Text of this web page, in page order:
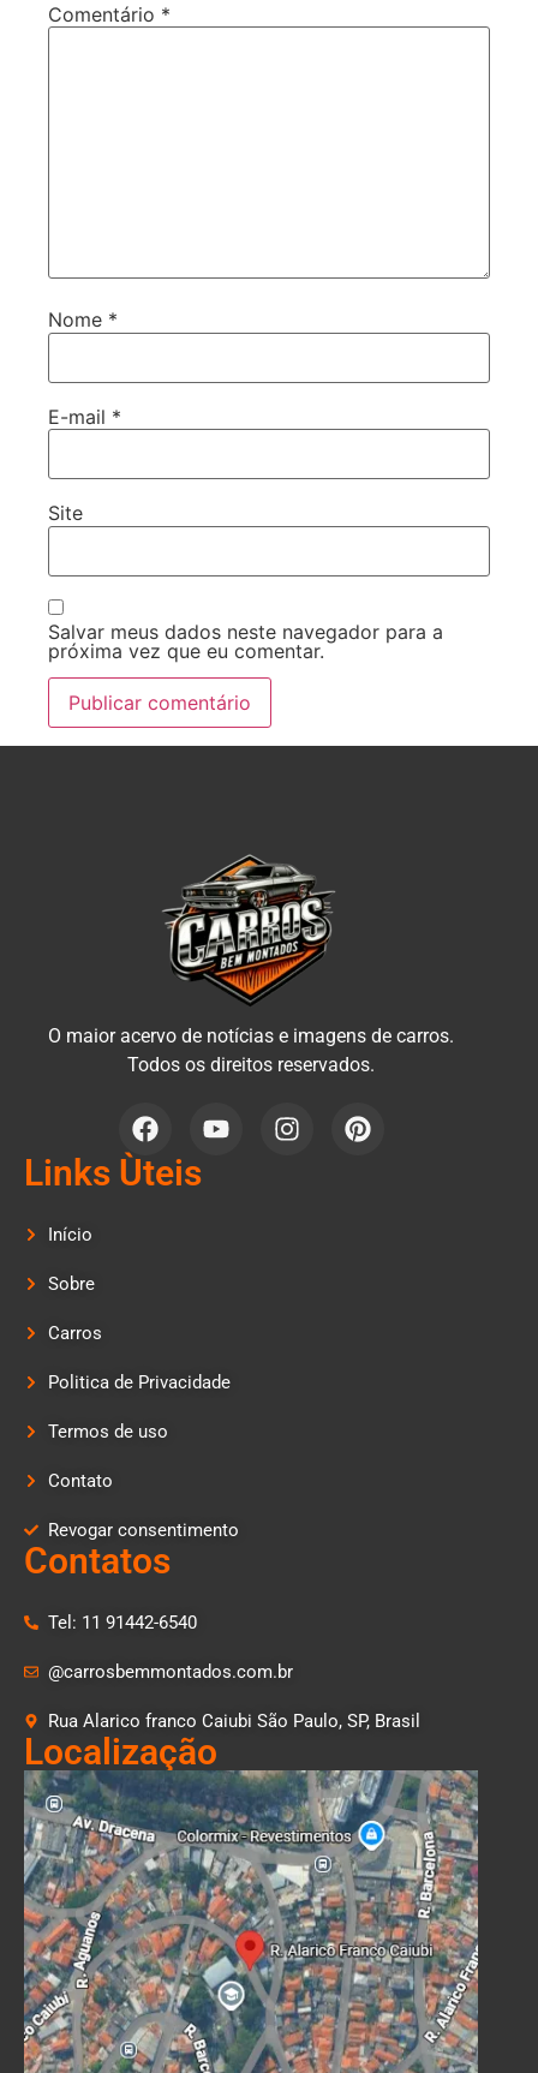
Comentário *
Nome *
E-mail *
Site
Salvar meus dados neste navegador para a
próxima vez que eu comentar.
O maior acervo de notícias e imagens de carros.
Todos os direitos reservados.
Links Ùteis
Início
Sobre
Carros
Politica de Privacidade
Termos de uso
Contato
Revogar consentimento
Contatos
Tel: 11 91442-6540
@carrosbemmontados.com.br
Rua Alarico franco Caiubi São Paulo, SP, Brasil
Localização